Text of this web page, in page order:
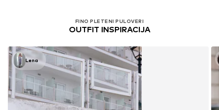
FINO PLETENI PULOVERI
OUTFIT INSPIRACIJA
Lena